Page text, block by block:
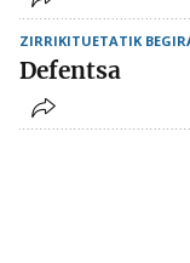
ZIRRIKITUETATIK
Defentsa